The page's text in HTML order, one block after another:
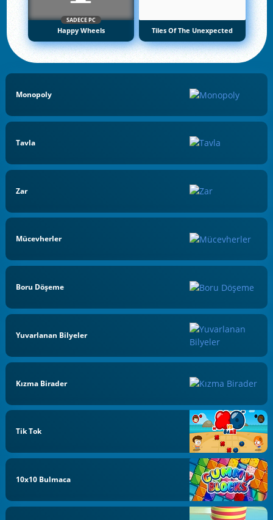
SADECE PC
Happy Wheels Tiles Of The Unexpected
Monopoly
Tavla
Zar
Mücevherler
Boru Döşeme
Yuvarlanan Bilyeler
Kızma Birader
Tik Tok
10x10 Bulmaca